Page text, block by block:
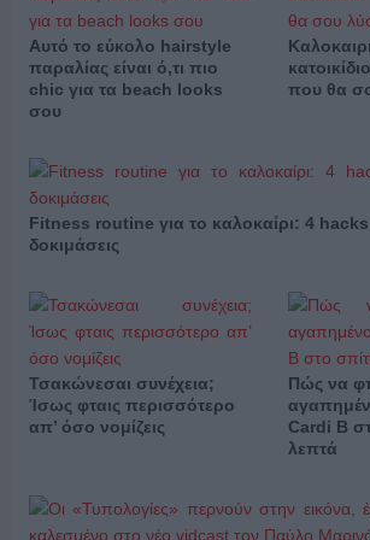
Αυτό το εύκολο hairstyle
παραλίας είναι ό,τι πιο
chic για τα beach looks
σου
που θα
Fitness routine για το καλοκαίρι: 4 hacks
δοκιμάσεις
Τσακώνεσαι συνέχεια;
Ίσως φταις περισσότερο
απ’ όσο νομίζεις
Πώς να
Cardi B
λεπτά